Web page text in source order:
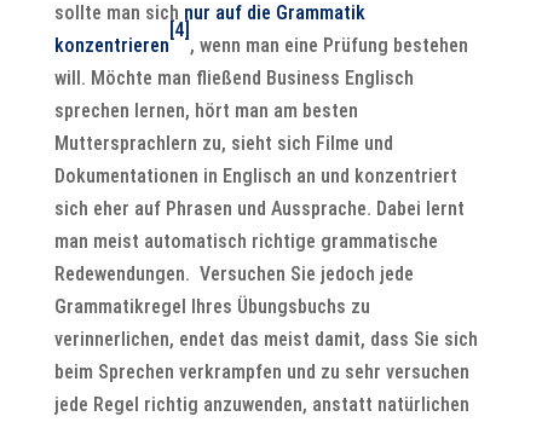
sollte man sich nur auf die Grammatik
konzentrieren
[4]
, wenn man eine Prüfung bestehen
will. Möchte man fließend Business Englisch
sprechen lernen, hört man am besten
Muttersprachlern zu, sieht sich Filme und
Dokumentationen in Englisch an und konzentriert
sich eher auf Phrasen und Aussprache. Dabei lernt
man meist automatisch richtige grammatische
Redewendungen. Versuchen Sie jedoch jede
Grammatikregel Ihres Übungsbuchs zu
verinnerlichen, endet das meist damit, dass Sie sich
beim Sprechen verkrampfen und zu sehr versuchen
jede Regel richtig anzuwenden, anstatt natürlichen